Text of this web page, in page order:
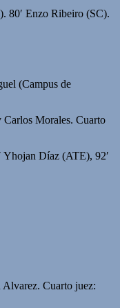
80′ Enzo Ribeiro (SC).
(Campus de
Carlos Morales. Cuarto
Yhojan Díaz (ATE), 92′
Cuarto juez: